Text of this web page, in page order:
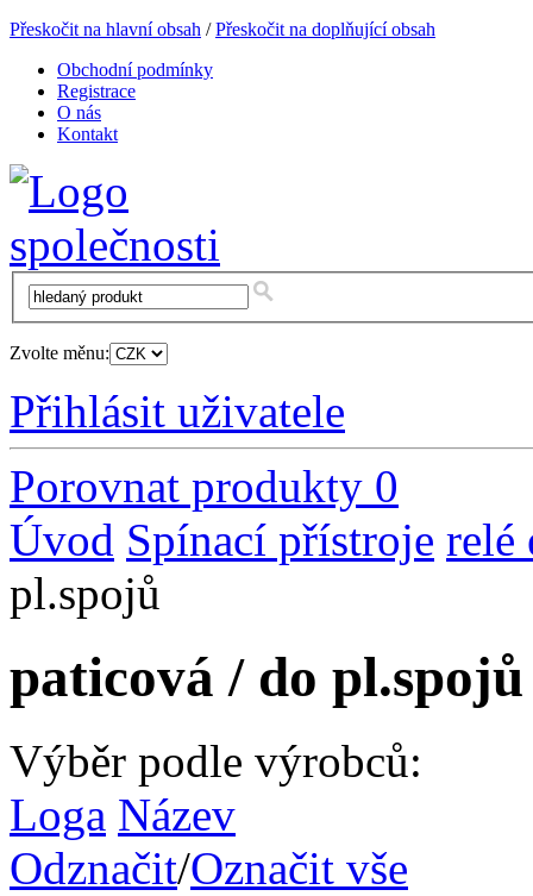
Přeskočit na hlavní obsah /Přeskočit na doplňující obsah
Obchodní podmínky
Registrace
O nás
Kontakt
Zvolte měnu:
Přihlásit uživatele
Porovnat produkty 0
Úvod Spínací přístroje relé
pl.spojů
paticová / do pl.spojů
Výběr podle výrobců:
Loga Název
Odznačit/Označit vše